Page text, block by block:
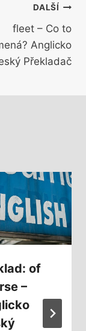
DALŠÍ
fleet – Co to
Anglicko
Překladač
of
–